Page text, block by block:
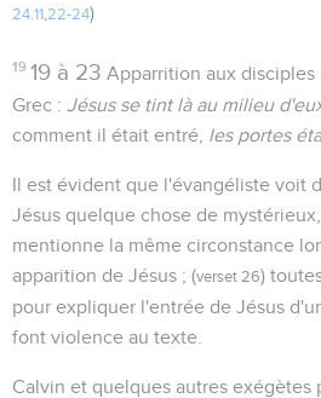
24.11 22-24)
19 19 à 23 Apparrition aux disciples
Grec : Jésus se tint là au milieu
comment il était entré, les portes
Il est évident que l'évangéliste voit
Jésus quelque chose de
mentionne la même circonstance
apparition de Jésus ; (verset 26)
pour expliquer l'entrée de Jésus
font violence au texte.
Calvin et quelques autres exégètes